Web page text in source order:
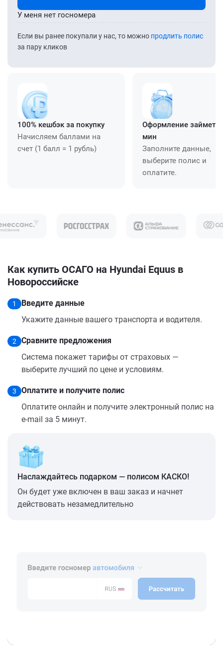
Если вы ранее покупали у нас, то можно продлить полис
за пару кликов
У меня нет госномера
100% кешбэк за покупку
Начисляем баллами на
счет (1 балл = 1 рубль)
Оформление займет
мин
Заполните данные,
выберите полис и
оплатите.
Как купить ОСАГО на Hyundai Equus в
Новороссийске
1
Введите данные
Укажите данные вашего транспорта и водителя.
2
Сравните предложения
Система покажет тарифы от страховых —
выберите лучший по цене и условиям.
3
Оплатите и получите полис
Оплатите онлайн и получите электронный полис на
e-mail за 5 минут.
Наслаждайтесь подарком — полисом КАСКО!
Он будет уже включен в ваш заказ и начнет
действовать незамедлительно